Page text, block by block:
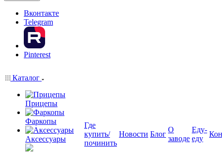
Вконтакте
Telegram
Pinterest
Каталог
Прицепы
Фаркопы
Аксессуары
Где
купить/
починить
Новости Блог
О
заводе
Еду-
еду